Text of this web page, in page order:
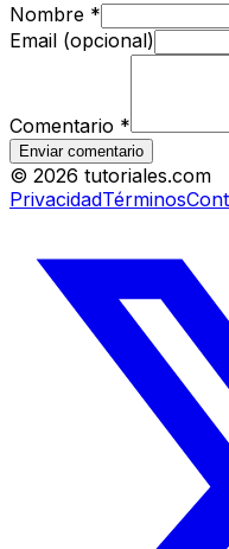
Nombre *
Email (opcional)
Comentario *
Enviar comentario
© 2026 tutoriales.com
PrivacidadTérminos